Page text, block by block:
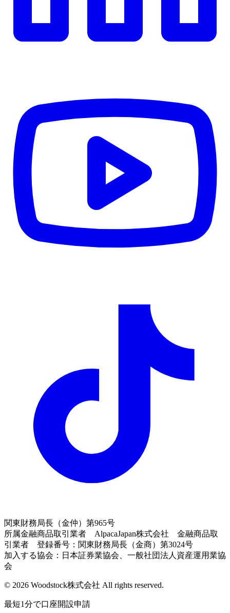
関東財務局長（金仲）第965号
所属金融商品取引業者 AlpacaJapan株式会社 金融商品取
引業者 登録番号：関東財務局長（金商）第3024号
加入する協会：日本証券業協会、一般社団法人資産運用業協
会
© 2026 Woodstock株式会社 All rights reserved.
最短1分で口座開設申請